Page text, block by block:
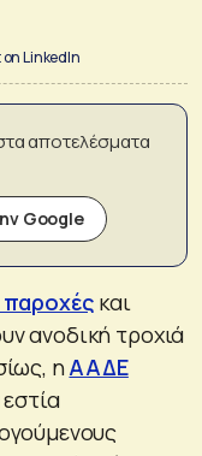
on LinkedIn
αποτελέσματα
Google
παροχές και
ανοδική τροχιά
ηΑΑΔΕ